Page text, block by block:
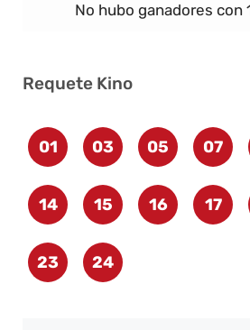
No hubo ganadores con
Requete Kino
01 03 05 07
14 15 16 17
23 24